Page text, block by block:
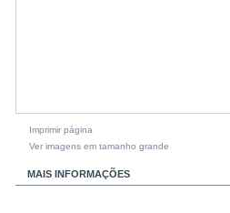
Imprimir página
Ver imagens em tamanho grande
MAIS INFORMAÇÕES